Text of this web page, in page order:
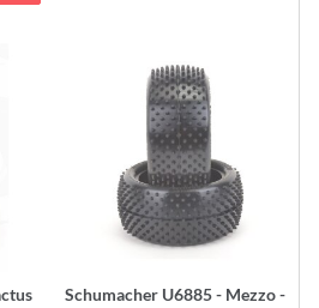
Schumacher U6885 - Mezzo -